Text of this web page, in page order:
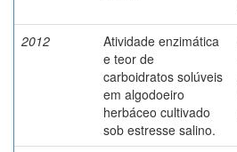
2012
Atividade enzimática
e teor de
carboidratos solúveis
em algodoeiro
herbáceo cultivado
sob estresse salino.